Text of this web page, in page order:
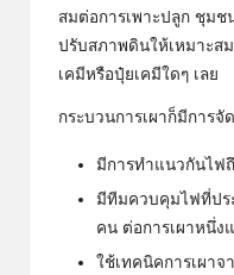
สมต่อการเพาะปลูก ชุมช
ปรับสภาพดินให้เหมาะส
เคมีหรือปุ๋ยเคมีใดๆ เลย
กระบวนการเผาก็มีการจั
มีการทำแนวกันไฟ
มีทีมควบคุมไฟที่ปร
คน ต่อการเผาหนึ่ง
ใช้เทคนิคการเผา